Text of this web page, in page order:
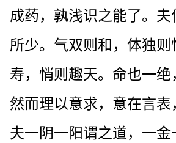
成药，孰浅识之能了。夫
所少。气双则和，体独则
寿，悄则趣天。命也一绝
然而理以意求，意在言表
夫一阴一阳谓之道，一金